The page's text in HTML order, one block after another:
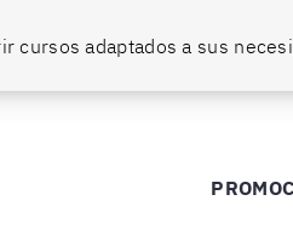
cursos adaptados a sus